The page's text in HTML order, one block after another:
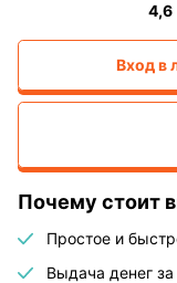
Вход в
Почему стоит
Простое и
Выдача денег